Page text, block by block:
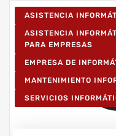
ASISTENCIA
ASISTENCIA
PARA EMPRESAS
EMPRESA DE
MANTENIMIENTO
SERVICIOS